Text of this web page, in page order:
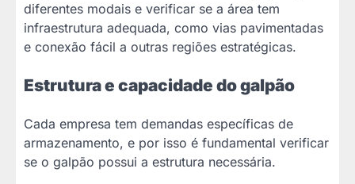
diferentes modais e verificar se a área tem
infraestrutura adequada, como vias pavimentadas
e conexão fácil a outras regiões estratégicas.
Estrutura e capacidade do galpão
Cada empresa tem demandas específicas de
armazenamento, e por isso é fundamental verificar
se o galpão possui a estrutura necessária.